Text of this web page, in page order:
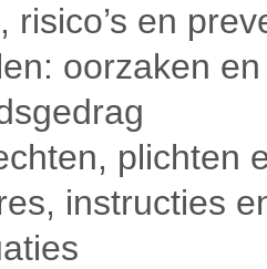
risico’s en
oorzaken
plichten
instructies